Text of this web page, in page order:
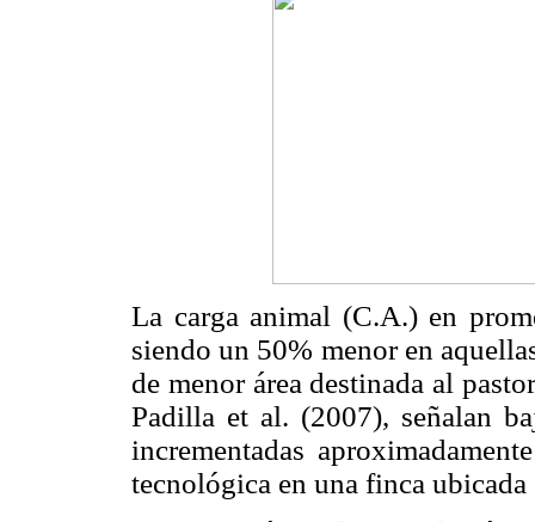
La carga animal (C.A.) en
siendo un 50% menor en
de menor área destinada al
Padilla et al. (2007), señalan
incrementadas
tecnológica en una finca